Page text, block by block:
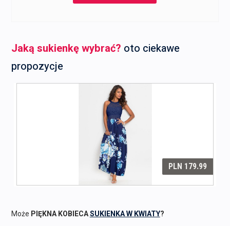
Jaką sukienkę wybrać? oto ciekawe
propozycje
Może PIĘKNA KOBIECASUKIENKA W KWIATY?